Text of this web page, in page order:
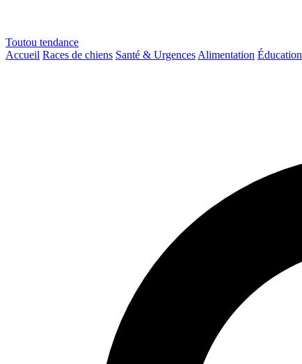
Toutou tendance
Accueil Races de chiens Santé & Urgences Alimentation Éducation